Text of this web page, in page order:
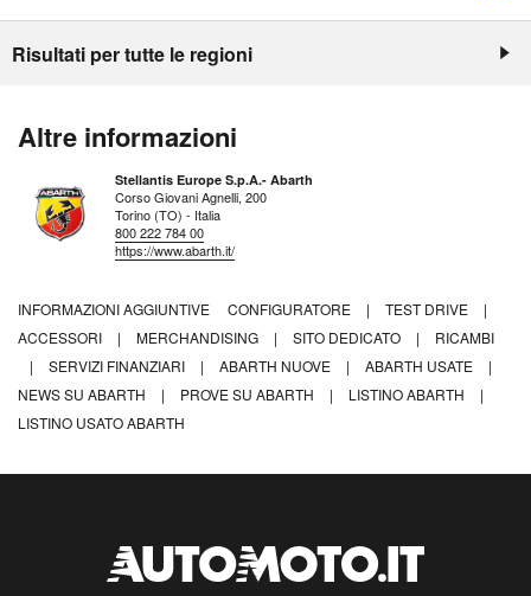
Risultati per tutte le regioni
Altre informazioni
Stellantis Europe S.p.A.- Abarth
Corso Giovani Agnelli, 200
Torino (TO) - Italia
800 222 784 00
https://www.abarth.it/
INFORMAZIONI AGGIUNTIVE CONFIGURATORE | TEST DRIVE
|
ACCESSORI
| MERCHANDISING | SITO DEDICATO |
RICAMBI
|
SERVIZI FINANZIARI | ABARTH NUOVE | ABARTH USATE
|
NEWS SU ABARTH
| PROVE SU ABARTH | LISTINO ABARTH
|
LISTINO USATO ABARTH